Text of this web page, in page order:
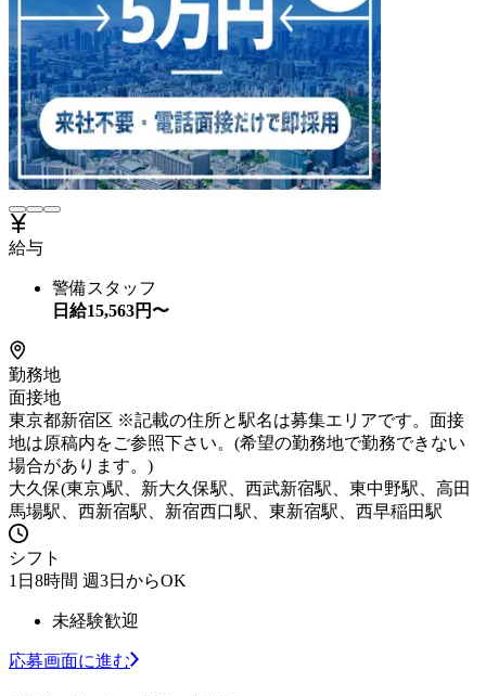
給与
警備スタッフ
日給15,563円〜
勤務地
面接地
東京都新宿区 ※記載の住所と駅名は募集エリアです。面接
地は原稿内をご参照下さい。(希望の勤務地で勤務できない
場合があります。)
大久保(東京)駅、新大久保駅、西武新宿駅、東中野駅、高田
馬場駅、西新宿駅、新宿西口駅、東新宿駅、西早稲田駅
シフト
1日8時間 週3日からOK
未経験歓迎
応募画面に進む